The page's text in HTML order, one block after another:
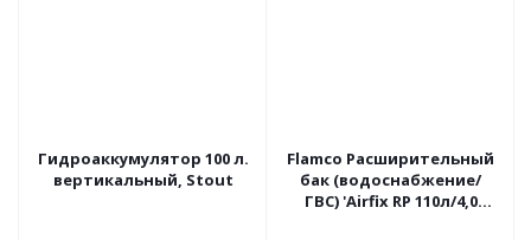
Гидроаккумулятор 100 л.
вертикальный, Stout
Flamco Расширительный
бак (водоснабжение/
ГВС) 'Airfix RP 110л/4,0